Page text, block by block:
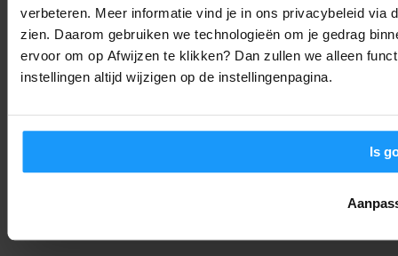
verbeteren. Meer informatie vind je in ons privacybeleid via
zien. Daarom gebruiken we technologieën om je gedrag
ervoor om op Afwijzen te klikken? Dan zullen we alleen
instellingen altijd wijzigen op de instellingenpagina.
Is
Jouw Smart Home Weekoverzicht (Week 32): AI-hacks, app-
updates en grote Google-stappen
Smart Home Nieuws Joshua - 9. augustus 2026